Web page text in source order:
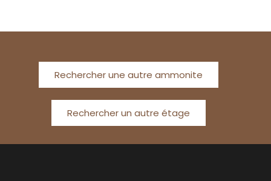
Rechercher une autre ammonite
Rechercher un autre étage